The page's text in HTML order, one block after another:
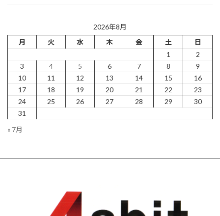
2026年8月
月
火 水 木 金 土
日
1
2
3
4 5 6 7 8
9
10
11 12 13 14 15
16
17
18 19 20 21 22
23
24
25 26 27 28 29
30
31
« 7月